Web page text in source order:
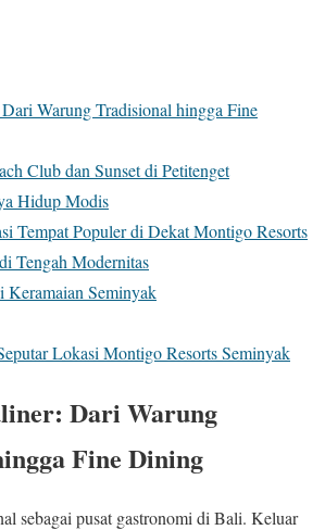
Warung Tradisional hingga Fine
Club dan Sunset di Petitenget
Hidup Modis
Tempat Populer di Dekat Montigo Resorts
Tengah Modernitas
Keramaian Seminyak
Lokasi Montigo Resorts Seminyak
Dari Warung
Fine Dining
sebagai pusat gastronomi di Bali. Keluar